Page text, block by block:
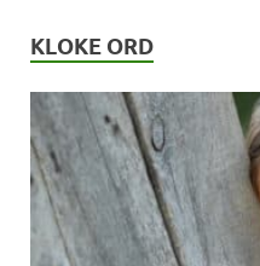
KLOKE ORD